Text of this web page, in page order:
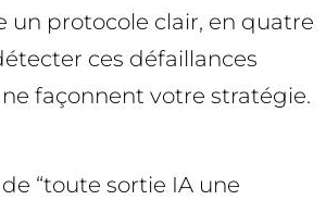
un protocole clair, en quatre
ces défaillances
ne façonnent votre stratégie.
“toute sortie IA une